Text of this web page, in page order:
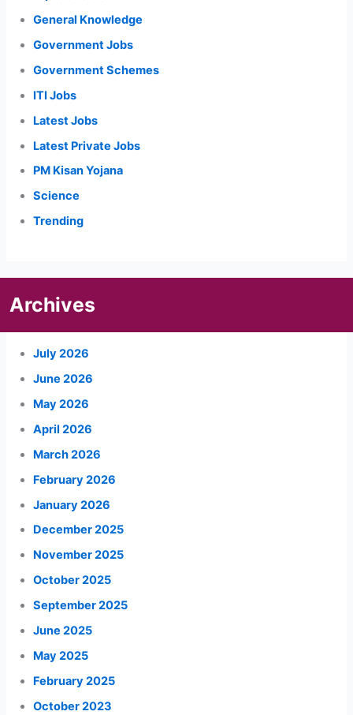
General Knowledge
Government Jobs
Government Schemes
ITI Jobs
Latest Jobs
Latest Private Jobs
PM Kisan Yojana
Science
Trending
Archives
July 2026
June 2026
May 2026
April 2026
March 2026
February 2026
January 2026
December 2025
November 2025
October 2025
September 2025
June 2025
May 2025
February 2025
October 2023